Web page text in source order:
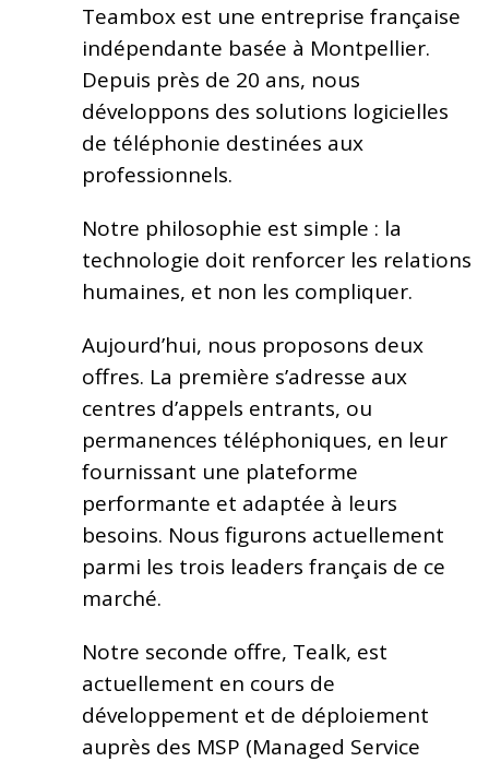
Teambox est une entreprise française
indépendante basée à Montpellier.
Depuis près de 20 ans, nous
développons des solutions logicielles
de téléphonie destinées aux
professionnels.
Notre philosophie est simple : la
technologie doit renforcer les relations
humaines, et non les compliquer.
Aujourd’hui, nous proposons deux
offres. La première s’adresse aux
centres d’appels entrants, ou
permanences téléphoniques, en leur
fournissant une plateforme
performante et adaptée à leurs
besoins. Nous figurons actuellement
parmi les trois leaders français de ce
marché.
Notre seconde offre, Tealk, est
actuellement en cours de
développement et de déploiement
auprès des MSP (Managed Service